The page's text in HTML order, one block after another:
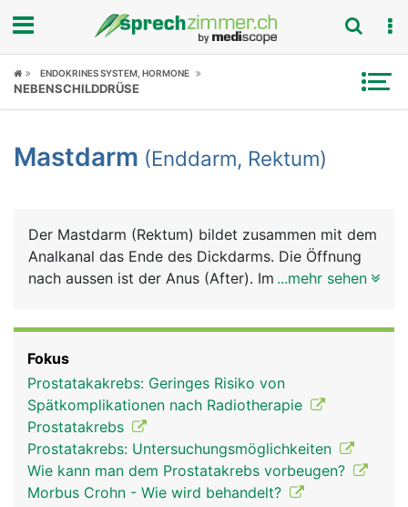
Fokus
Symptome
News
Rubriken
ENDOKRINES SYSTEM, HORMONE
NEBENSCHILDDRÜSE
Mastdarm (Enddarm, Rektum)
Der Mastdarm (Rektum) bildet zusammen mit dem
Analkanal das Ende des Dickdarms. Die Öffnung
nach aussen ist der Anus (After). Im Mastdarm
einem inneren und einem äusseren Schliessmuskel
umgeben. Der innere Afterschliessmuskel ist nicht
willentlich beeinflussbar. Er erschlafft automatisch
bei Kontakt mit dem Stuhl und lässt ihn in den
oberen Analkanal gleiten. Der äussere
Schliessmuskel kann selbst zur willentlichen
Stuhlentleerung gesteuert werden.
...mehr sehen
Fokus
Prostatakakrebs: Geringes Risiko von
Spätkomplikationen nach Radiotherapie
Prostatakrebs
Prostatakrebs: Untersuchungsmöglichkeiten
Wie kann man dem Prostatakrebs vorbeugen?
Morbus Crohn - Wie wird behandelt?